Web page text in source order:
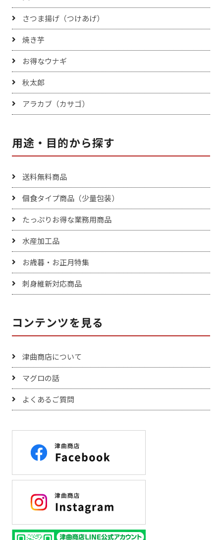
さつま揚げ（つけあげ）
焼き芋
お得なウナギ
秋太郎
アラカブ（カサゴ）
用途・目的から探す
送料無料商品
個食タイプ商品（少量包装）
たっぷりお得な業務用商品
水産加工品
お歳暮・お正月特集
刺身維新対応商品
コンテンツを見る
津曲商店について
マグロの話
よくあるご質問